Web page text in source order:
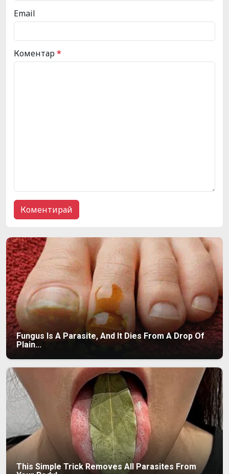
Email
Коментар*
Fungus Is A Parasite, And It Dies From A Drop Of
Plain...
This Simple Trick Removes All Parasites From